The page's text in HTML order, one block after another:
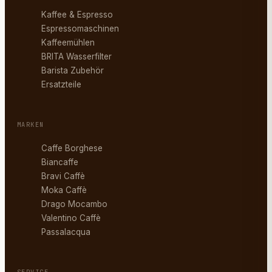
Kaffee & Espresso
Espressomaschinen
Kaffeemühlen
BRITA Wasserfilter
Barista Zubehör
Ersatzteile
MARKEN
Caffe Borghese
Biancaffe
Bravi Caffè
Moka Caffè
Drago Mocambo
Valentino Caffè
Passalacqua